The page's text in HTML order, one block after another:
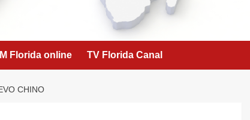
Florida online TV Florida Canal
CHINO